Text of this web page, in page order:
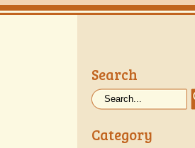
Search
Category